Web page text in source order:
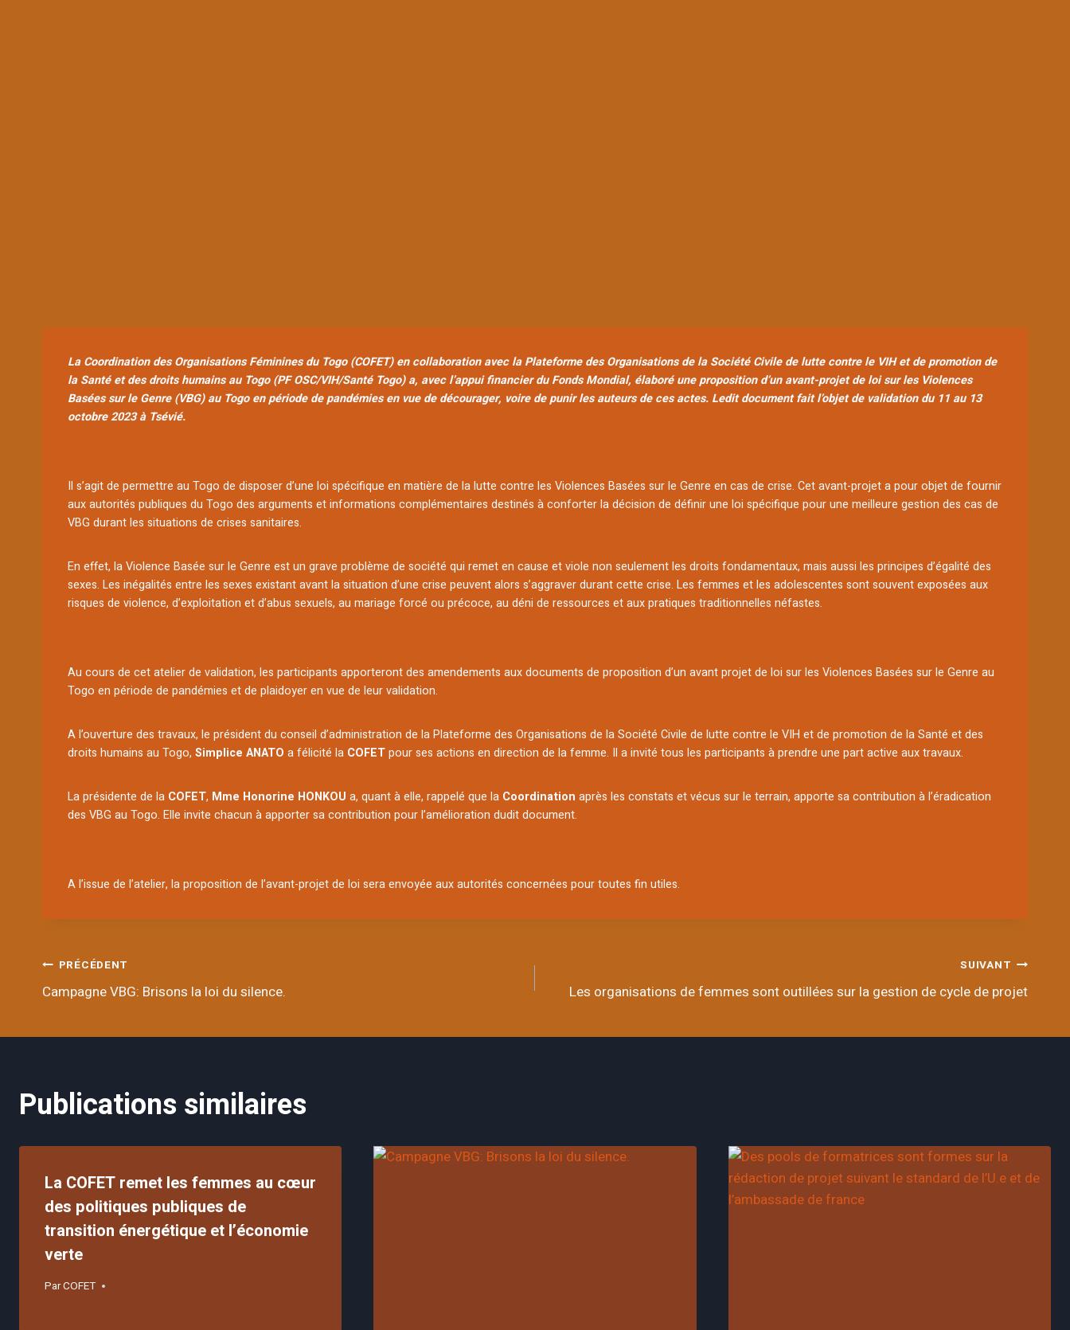
La Coordination des Organisations Féminines du Togo (COFET) en collaboration avec la Plateforme des Organisations de la Société Civile de lutte contre le VIH et de promotion de
la Santé et des droits humains au Togo (PF OSC/VIH/Santé Togo) a, avec l’appui financier du Fonds Mondial, élaboré une proposition d’un avant-projet de loi sur les Violences
Basées sur le Genre (VBG) au Togo en période de pandémies en vue de décourager, voire de punir les auteurs de ces actes. Ledit document fait l’objet de validation du 11 au 13
octobre 2023 à Tsévié.
Il s’agit de permettre au Togo de disposer d’une loi spécifique en matière de la lutte contre les Violences Basées sur le Genre en cas de crise. Cet avant-projet a pour objet de fournir
aux autorités publiques du Togo des arguments et informations complémentaires destinés à conforter la décision de définir une loi spécifique pour une meilleure gestion des cas de
VBG durant les situations de crises sanitaires.
En effet, la Violence Basée sur le Genre est un grave problème de société qui remet en cause et viole non seulement les droits fondamentaux, mais aussi les principes d’égalité des
sexes. Les inégalités entre les sexes existant avant la situation d’une crise peuvent alors s’aggraver durant cette crise. Les femmes et les adolescentes sont souvent exposées aux
risques de violence, d’exploitation et d’abus sexuels, au mariage forcé ou précoce, au déni de ressources et aux pratiques traditionnelles néfastes.
Au cours de cet atelier de validation, les participants apporteront des amendements aux documents de proposition d’un avant projet de loi sur les Violences Basées sur le Genre au
Togo en période de pandémies et de plaidoyer en vue de leur validation.
A l’ouverture des travaux, le président du conseil d’administration de la Plateforme des Organisations de la Société Civile de lutte contre le VIH et de promotion de la Santé et des
droits humains au Togo,Simplice ANATO a félicité la COFETpour ses actions en direction de la femme. Il a invité tous les participants à prendre une part active aux travaux.
La présidente de la COFET, Mme Honorine HONKOUa, quant à elle, rappelé que la Coordinationaprès les constats et vécus sur le terrain, apporte sa contribution à l’éradication
des VBG au Togo. Elle invite chacun à apporter sa contribution pour l’amélioration dudit document.
A l’issue de l’atelier, la proposition de l’avant-projet de loi sera envoyée aux autorités concernées pour toutes fin utiles.
Navigation
PRÉCÉDENT
Campagne VBG: Brisons la loi du silence.
SUIVANT
Les organisations de femmes sont outillées sur la gestion de cycle de projet
Publications similaires
La COFET remet les femmes au cœur
des politiques publiques de
transition énergétique et l’économie
verte
ParCOFET